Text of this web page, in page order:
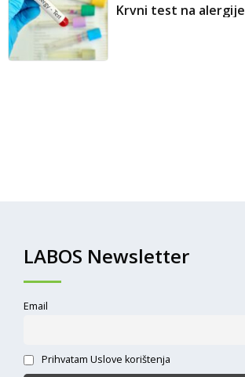
Krvni test na alergije
LABOS Newsletter
Email
Prihvatam Uslove korištenja